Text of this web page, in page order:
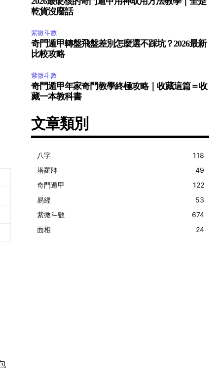
乾貨沒廢話
紫微斗數
奇門遁甲轉盤飛盤差別怎麼選不踩坑？2026最新
比較攻略
紫微斗數
奇門遁甲年家奇門教學終極攻略｜收藏這篇＝收
藏一本教科書
文章類別
八字
118
塔羅牌
49
奇門遁甲
122
易經
53
紫微斗數
674
面相
24